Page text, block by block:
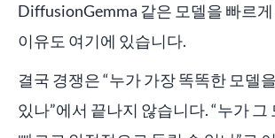
DiffusionGemma 같은 모델을 빠르
이유도 여기에 있습니다.
결국 경쟁은 “누가 가장 똑똑한 모델
있나”에서 끝나지 않습니다. “누가 그